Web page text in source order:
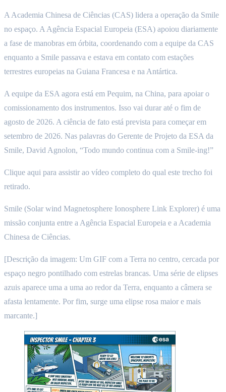
A Academia Chinesa de Ciências (CAS) lidera a operação da Smile
no espaço. A Agência Espacial Europeia (ESA) apoiou diariamente
a fase de manobras em órbita, coordenando com a equipe da CAS
enquanto a Smile passava e estava em contato com estações
terrestres europeias na Guiana Francesa e na Antártica.
A equipe da ESA agora está em Pequim, na China, para apoiar o
comissionamento dos instrumentos. Isso vai durar até o fim de
agosto de 2026. A ciência de fato está prevista para começar em
setembro de 2026. Nas palavras do Gerente de Projeto da ESA da
Smile, David Agnolon, “Todo mundo continua com a Smile-ing!”
Clique aqui para assistir ao vídeo completo do qual este trecho foi
retirado.
Smile (Solar wind Magnetosphere Ionosphere Link Explorer) é uma
missão conjunta entre a Agência Espacial Europeia e a Academia
Chinesa de Ciências.
[Descrição da imagem: Um GIF com a Terra no centro, cercada por
espaço negro pontilhado com estrelas brancas. Uma série de elipses
azuis aparece uma a uma ao redor da Terra, enquanto a câmera se
afasta lentamente. Por fim, surge uma elipse rosa maior e mais
marcante.]